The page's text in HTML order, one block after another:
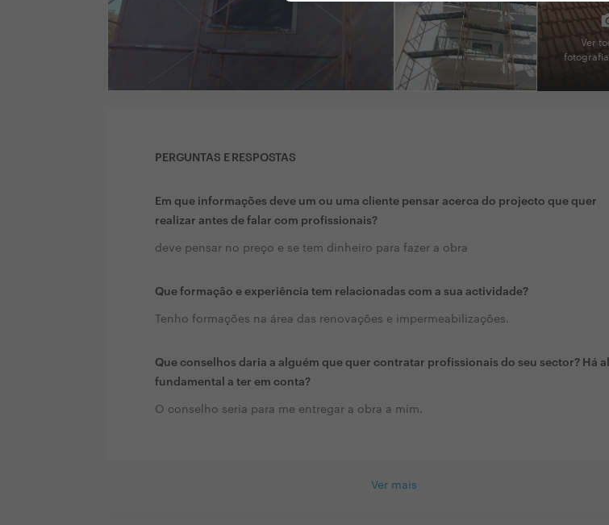
Ver
PERGUNTAS E RESPOSTAS
Em que informações deve um ou uma cliente pensar acerca do projecto que quer
realizar antes de falar com profissionais?
deve pensar no preço e se tem dinheiro para fazer a obra
Que formação e experiência tem relacionadas com a sua actividade?
Tenho formações na área das renovações e impermeabilizações.
Que conselhos daria a alguém que quer contratar profissionais do seu sector? Há
fundamental a ter em conta?
O conselho seria para me entregar a obra a mim.
Ver mais